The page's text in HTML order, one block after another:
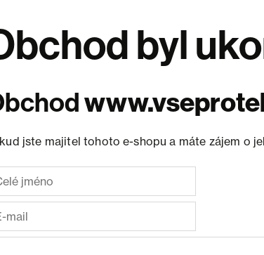
byl
jste majitel tohoto e-shopu a máte zájem o